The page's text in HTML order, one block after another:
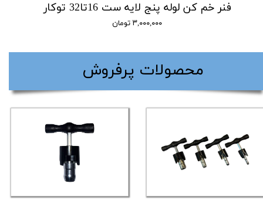
فنر خم کن لوله پنج لایه ست 16تا32 توکار
۳,۰۰۰,۰۰۰ تومان
​محصولات پرفروش